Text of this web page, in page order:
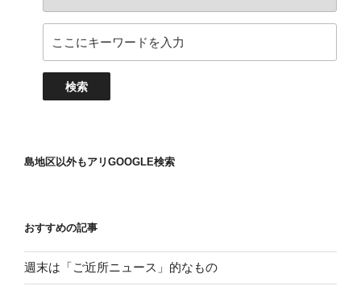
島地区以外もアリGOOGLE検索
おすすめの記事
週末は「ご近所ニュース」的なもの